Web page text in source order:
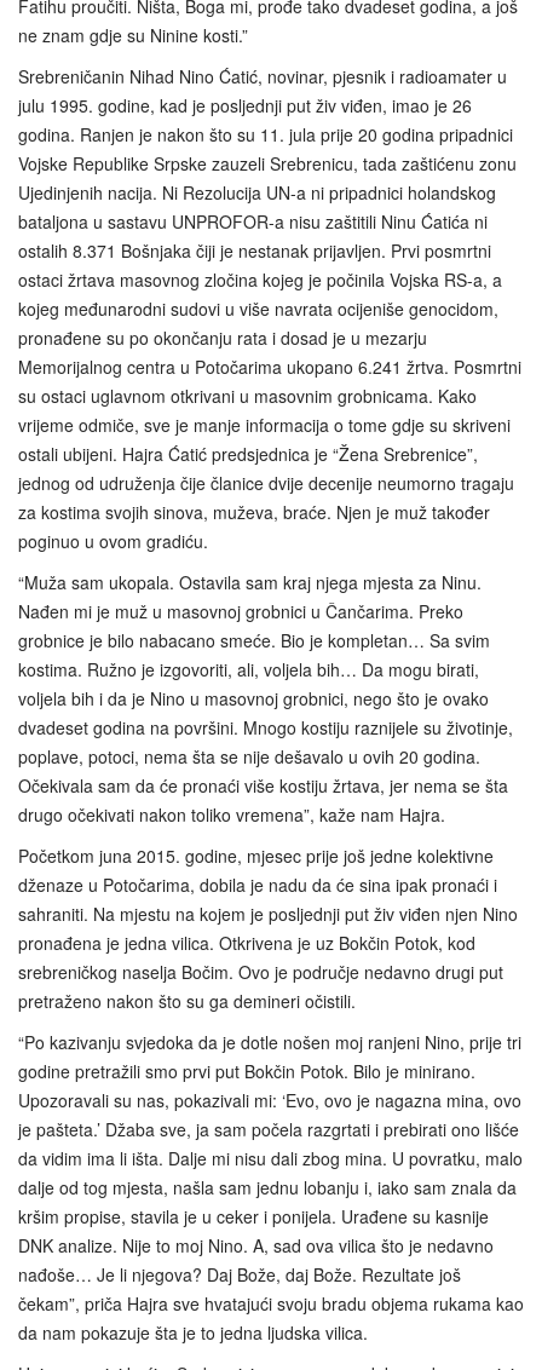
Fatihu proučiti. Ništa, Boga mi, prođe tako dvadeset godina, a još
ne znam gdje su Ninine kosti.”
Srebreničanin Nihad Nino Ćatić, novinar, pjesnik i radioamater u
julu 1995. godine, kad je posljednji put živ viđen, imao je 26
godina. Ranjen je nakon što su 11. jula prije 20 godina pripadnici
Vojske Republike Srpske zauzeli Srebrenicu, tada zaštićenu zonu
Ujedinjenih nacija. Ni Rezolucija UN-a ni pripadnici holandskog
bataljona u sastavu UNPROFOR-a nisu zaštitili Ninu Ćatića ni
ostalih 8.371 Bošnjaka čiji je nestanak prijavljen. Prvi posmrtni
ostaci žrtava masovnog zločina kojeg je počinila Vojska RS-a, a
kojeg međunarodni sudovi u više navrata ocijeniše genocidom,
pronađene su po okončanju rata i dosad je u mezarju
Memorijalnog centra u Potočarima ukopano 6.241 žrtva. Posmrtni
su ostaci uglavnom otkrivani u masovnim grobnicama. Kako
vrijeme odmiče, sve je manje informacija o tome gdje su skriveni
ostali ubijeni. Hajra Ćatić predsjednica je “Žena Srebrenice”,
jednog od udruženja čije članice dvije decenije neumorno tragaju
za kostima svojih sinova, muževa, braće. Njen je muž također
poginuo u ovom gradiću.
“Muža sam ukopala. Ostavila sam kraj njega mjesta za Ninu.
Nađen mi je muž u masovnoj grobnici u Čančarima. Preko
grobnice je bilo nabacano smeće. Bio je kompletan… Sa svim
kostima. Ružno je izgovoriti, ali, voljela bih… Da mogu birati,
voljela bih i da je Nino u masovnoj grobnici, nego što je ovako
dvadeset godina na površini. Mnogo kostiju raznijele su životinje,
poplave, potoci, nema šta se nije dešavalo u ovih 20 godina.
Očekivala sam da će pronaći više kostiju žrtava, jer nema se šta
drugo očekivati nakon toliko vremena”, kaže nam Hajra.
Početkom juna 2015. godine, mjesec prije još jedne kolektivne
dženaze u Potočarima, dobila je nadu da će sina ipak pronaći i
sahraniti. Na mjestu na kojem je posljednji put živ viđen njen Nino
pronađena je jedna vilica. Otkrivena je uz Bokčin Potok, kod
srebreničkog naselja Bočim. Ovo je područje nedavno drugi put
pretraženo nakon što su ga demineri očistili.
“Po kazivanju svjedoka da je dotle nošen moj ranjeni Nino, prije tri
godine pretražili smo prvi put Bokčin Potok. Bilo je minirano.
Upozoravali su nas, pokazivali mi: ‘Evo, ovo je nagazna mina, ovo
je pašteta.’ Džaba sve, ja sam počela razgrtati i prebirati ono lišće
da vidim ima li išta. Dalje mi nisu dali zbog mina. U povratku, malo
dalje od tog mjesta, našla sam jednu lobanju i, iako sam znala da
kršim propise, stavila je u ceker i ponijela. Urađene su kasnije
DNK analize. Nije to moj Nino. A, sad ova vilica što je nedavno
nađoše… Je li njegova? Daj Bože, daj Bože. Rezultate još
čekam”, priča Hajra sve hvatajući svoju bradu objema rukama kao
da nam pokazuje šta je to jedna ljudska vilica.